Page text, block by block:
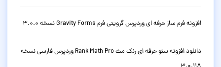
افزونه فرم ساز حرفه ای وردپرس گرویتی فرم Gravity Forms نسخه 3.0.0
دانلود افزونه سئو حرفه ای رنک مث Rank Math Pro وردپرس فارسی نسخه